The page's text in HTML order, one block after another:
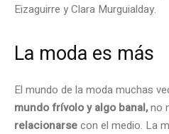
Eizaguirre y Clara Murguialday.
La moda es más
El mundo de la moda muchas
mundo frívolo y algo banal,no
relacionarsecon el medio. La